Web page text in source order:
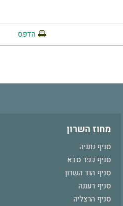
הדפס
מחוז השרון
סניף נתניה
סניף כפר סבא
סניף הוד השרון
סניף רעננה
סניף הרצליה